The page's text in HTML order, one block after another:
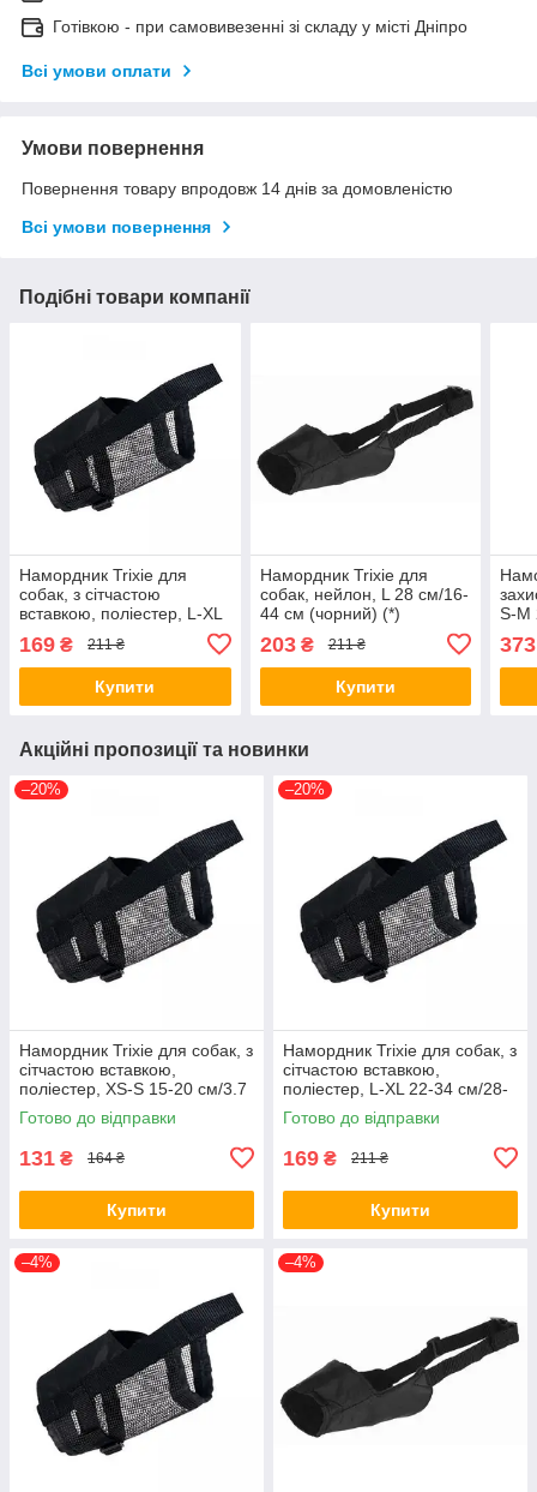
Готівкою - при самовивезенні зі складу у місті Дніпро
Всі умови оплати
Умови повернення
Повернення товару впродовж 14 днів за домовленістю
Всі умови повернення
Подібні товари компанії
Намордник Trixie для
собак, з сітчастою
вставкою, поліестер, L-XL
(чорний) (*)
169 ₴ 211 ₴
Купити
Намордник Trixie для
собак, нейлон, L 28 см/16-
44 см (чорний) (*)
203₴ 211 ₴
Купити
S-M
373
Акційні пропозиції та новинки
–20%
Намордник Trixie для собак, з
сітчастою вставкою,
поліестер, XS-S 15-20 см/3.7
см (чорний) (*)
Готово до відправки
131 ₴ 164 ₴
Купити
–20%
Намордник Trixie для собак, з
сітчастою вставкою,
поліестер, L-XL 22-34 см/28-
46 см (чорний) (*)
Готово до відправки
169 ₴ 211 ₴
Купити
–4% –4%